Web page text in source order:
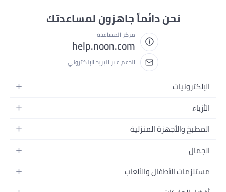
نحن دائماً جاهزون لمساعدتك
مركز المساعدة
help.noon.com
الدعم عبر البريد الإلكتروني
الإلكترونيات
الجوالات
اللابتوبات
الأجهزة المنزلية
التلفزيونات
الأزياء
أزياء نسائية
أزياء البنات
أزياء الأولاد
المطبخ والأجهزة المنزلية
الحمام
المطبخ والسفرة
الجمال
العطور
مستلزمات الأطفال والألعاب
الحفاضات